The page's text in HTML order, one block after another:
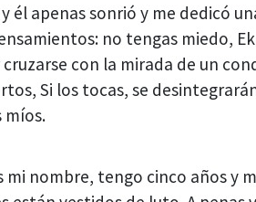
él apenas sonrió y me dedicó
no tengas miedo,
con la mirada de un
Si los tocas, se
míos.
mi nombre, tengo cinco años y